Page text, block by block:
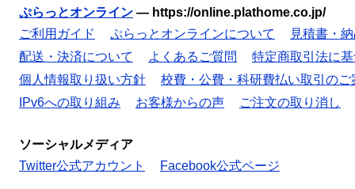
ぷらっとオンライン — https://online.plathome.co.jp/
ご利用ガイド
ぷらっとオンラインについて
見積書・
配送・決済について
よくあるご質問
特定商取引法に
個人情報取り扱い方針
校費・公費・科研費払い取引のご
IPv6への取り組み
お客様からの声 ご注文の取り消し
ソーシャルメディア
Twitter公式アカウント
Facebook公式ページ